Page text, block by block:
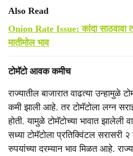
Also Read
Onion Rate Issue: कांदा साठवावा
मातीमोल भाव
टोमॅटो आवक कमीच
राज्यातील बाजारात वाढत्या उन्हामुळे
कमी झाली आहे. तर टोमॅटोला लग्न
होती. यामुळे टोमॅटोच्या भावात झालेली
सध्या टोमॅटोला प्रतिक्विंटल सरासरी
रुपयांच्या दरम्यान भाव मिळत आहे.